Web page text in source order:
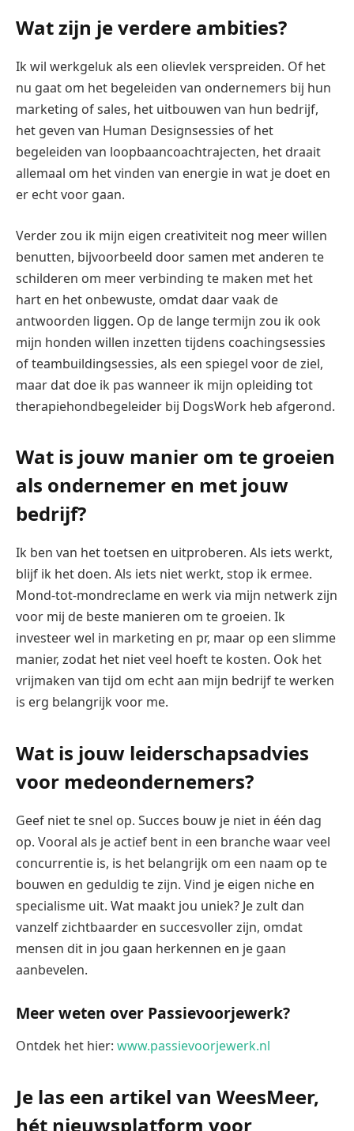
Wat zijn je verdere ambities?
Ik wil werkgeluk als een olievlek verspreiden. Of het
nu gaat om het begeleiden van ondernemers bij hun
marketing of sales, het uitbouwen van hun bedrijf,
het geven van Human Designsessies of het
begeleiden van loopbaancoachtrajecten, het draait
allemaal om het vinden van energie in wat je doet en
er echt voor gaan.
Verder zou ik mijn eigen creativiteit nog meer willen
benutten, bijvoorbeeld door samen met anderen te
schilderen om meer verbinding te maken met het
hart en het onbewuste, omdat daar vaak de
antwoorden liggen. Op de lange termijn zou ik ook
mijn honden willen inzetten tijdens coachingsessies
of teambuildingsessies, als een spiegel voor de ziel,
maar dat doe ik pas wanneer ik mijn opleiding tot
therapiehondbegeleider bij DogsWork heb afgerond.
Wat is jouw manier om te groeien
als ondernemer en met jouw
bedrijf?
Ik ben van het toetsen en uitproberen. Als iets werkt,
blijf ik het doen. Als iets niet werkt, stop ik ermee.
Mond-tot-mondreclame en werk via mijn netwerk zijn
voor mij de beste manieren om te groeien. Ik
investeer wel in marketing en pr, maar op een slimme
manier, zodat het niet veel hoeft te kosten. Ook het
vrijmaken van tijd om echt aan mijn bedrijf te werken
is erg belangrijk voor me.
Wat is jouw leiderschapsadvies
voor medeondernemers?
Geef niet te snel op. Succes bouw je niet in één dag
op. Vooral als je actief bent in een branche waar veel
concurrentie is, is het belangrijk om een naam op te
bouwen en geduldig te zijn. Vind je eigen niche en
specialisme uit. Wat maakt jou uniek? Je zult dan
vanzelf zichtbaarder en succesvoller zijn, omdat
mensen dit in jou gaan herkennen en je gaan
aanbevelen.
Meer weten over Passievoorjewerk?
Ontdek het hier: www.passievoorjewerk.nl
Je las een artikel van WeesMeer,
hét nieuwsplatform voor